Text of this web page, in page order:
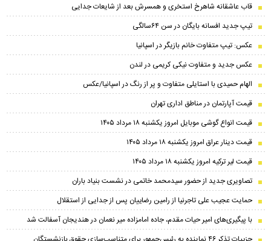
قاب عاشقانه شاهرخ استخری و همسرش بعد از شایعات جدایی
تیپ جدید افسانه بایگان در سن ۶۴سالگی
عکس: تیپ متفاوت خانم بازیگر در اسپانیا
عکس جدید و متفاوت نیکی کریمی در لندن
الهام حمیدی با استایلی متفاوت و پر از رنگ در اسپانیا/عکس
قیمت آپارتمان در مناطق اداری تهران
قیمت انواع گوشی موبایل امروز یکشنبه ۱۸ مرداد ۱۴۰۵
قیمت دینار عراق امروز یکشنبه ۱۸ مرداد ۱۴۰۵
قیمت لیر ترکیه امروز یکشنبه ۱۸ مرداد ۱۴۰۵
تصاویری جدید از حضور سیدمحمد خاتمی در نشست بنیاد باران
حمایت عجیب علی تاجرنیا از رامین رضاییان پس از جدایی از استقلال
با پیگیری‌های امیر حیات مقدم، جاده امامزاده میر نعمان در هندیجان آسفالت شد